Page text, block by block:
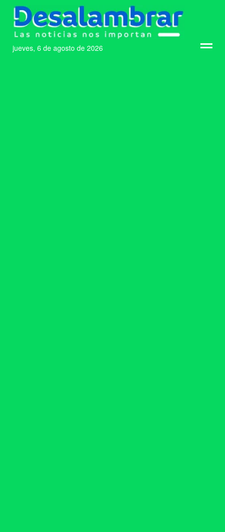
jueves, 6 de agosto de 2026